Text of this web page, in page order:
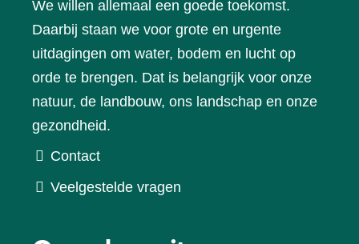
We willen allemaal een goede toekomst.
Daarbij staan we voor grote en urgente
uitdagingen om water, bodem en lucht op
orde te brengen. Dat is belangrijk voor onze
natuur, de landbouw, ons landschap en onze
gezondheid.
Contact
Veelgestelde vragen